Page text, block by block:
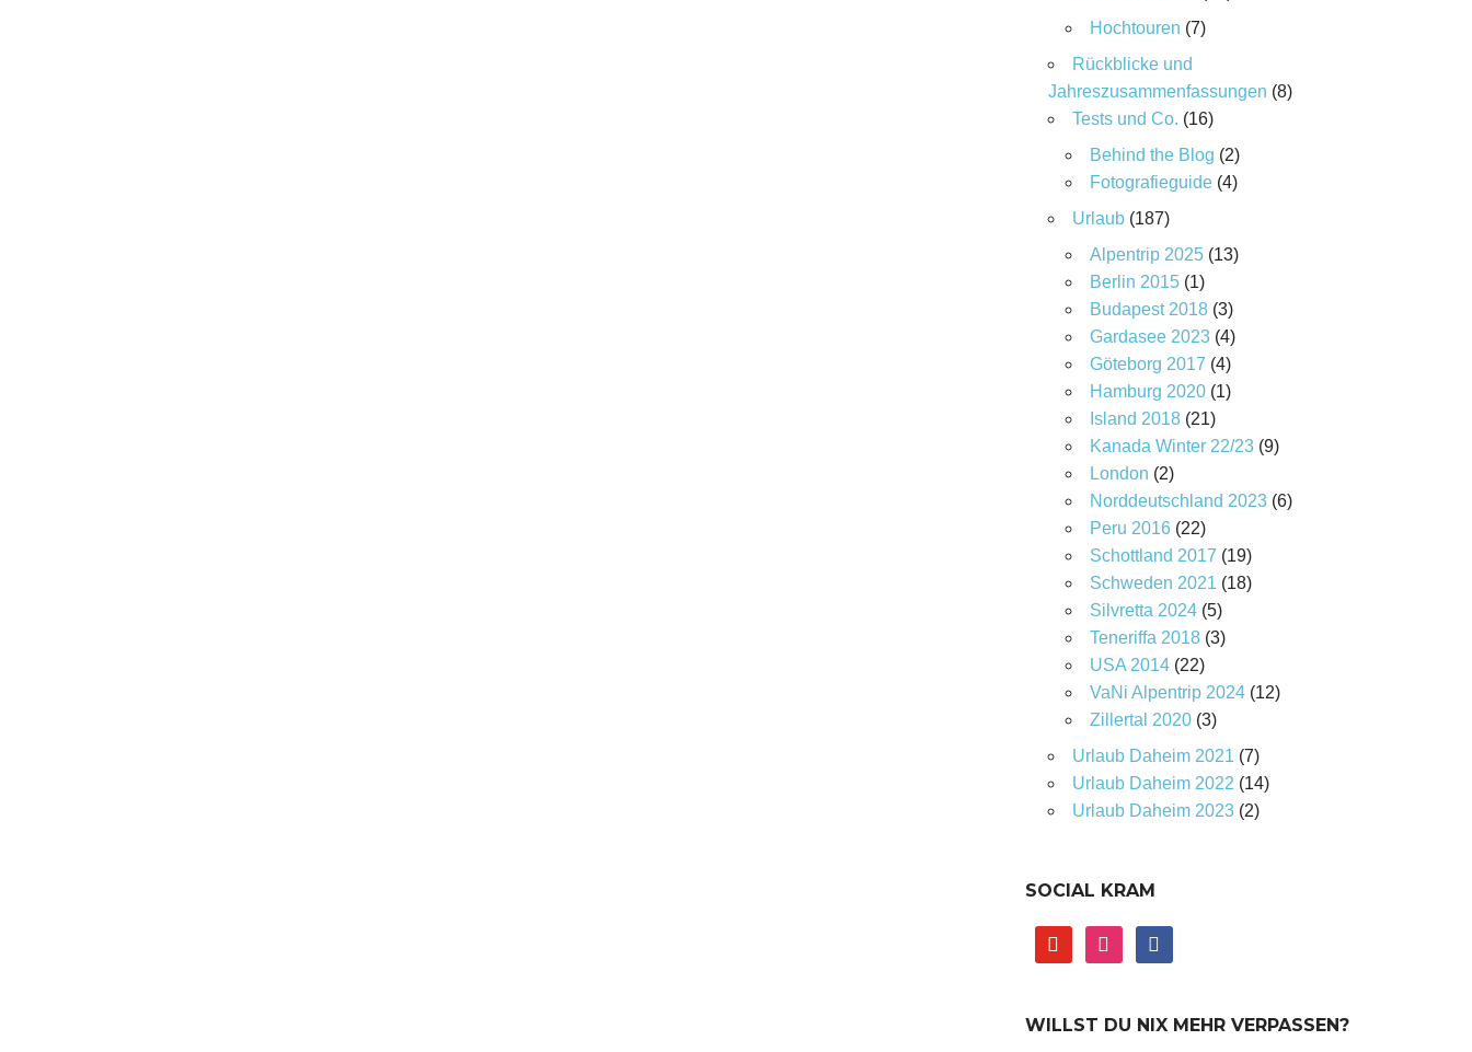
Hochtouren (7)
Rückblicke und
Jahreszusammenfassungen (8)
Tests und Co. (16)
Behind the Blog (2)
Fotografieguide(4)
Urlaub(187)
Alpentrip 2025(13)
Berlin 2015(1)
Budapest 2018(3)
Gardasee 2023(4)
Göteborg 2017 (4)
Hamburg 2020(1)
Island 2018(21)
Kanada Winter 22/23(9)
London (2)
Norddeutschland 2023(6)
Peru 2016(22)
Schottland 2017 (19)
Schweden 2021 (18)
Silvretta 2024(5)
Teneriffa 2018(3)
USA 2014(22)
VaNi Alpentrip 2024(12)
Zillertal 2020(3)
Urlaub Daheim 2021 (7)
Urlaub Daheim 2022 (14)
Urlaub Daheim 2023(2)
SOCIAL KRAM
youtube instagramfacebook
WILLST DU NIX MEHR VERPASSEN?